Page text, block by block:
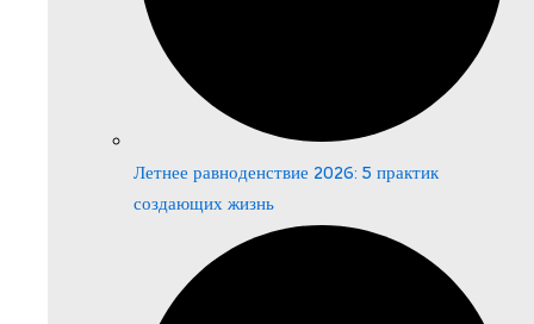
Летнее равноденствие 2026: 5 практик
создающих жизнь